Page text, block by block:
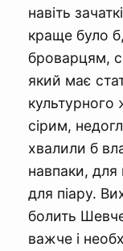
навіть
краще було
броварцям,
який має
культурного
сірим,
хвалили б
навпаки,
для піару.
болить
важче і